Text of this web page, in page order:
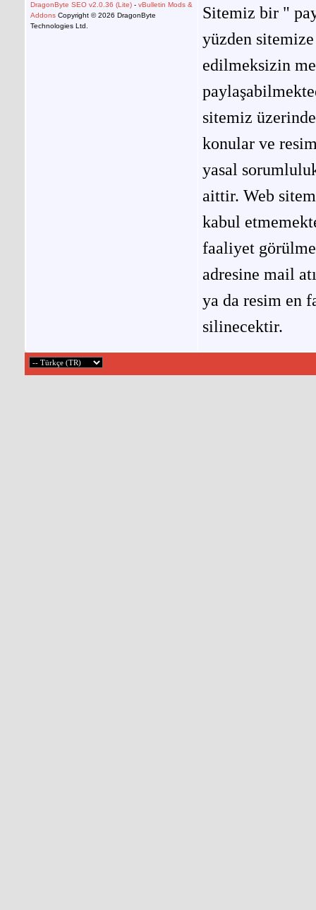
DragonByte SEO v2.0.36 (Lite) - vBulletin Mods &
Addons Copyright © 2026 DragonByte
Technologies Ltd.
Sitemiz bir "
yüzden
edilmeksizin
sitemiz
konular ve
yasal
aittir. Web
kabul
faaliyet
adresine mail
ya da resim en
silinecektir.